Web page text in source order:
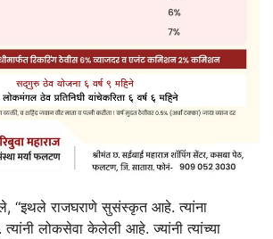
‘‘इथले राजघराणे सुसंस्कृत आहे. त्यांना
लोकसेवा केलेली आहे. ज्यांनी त्यांच्या